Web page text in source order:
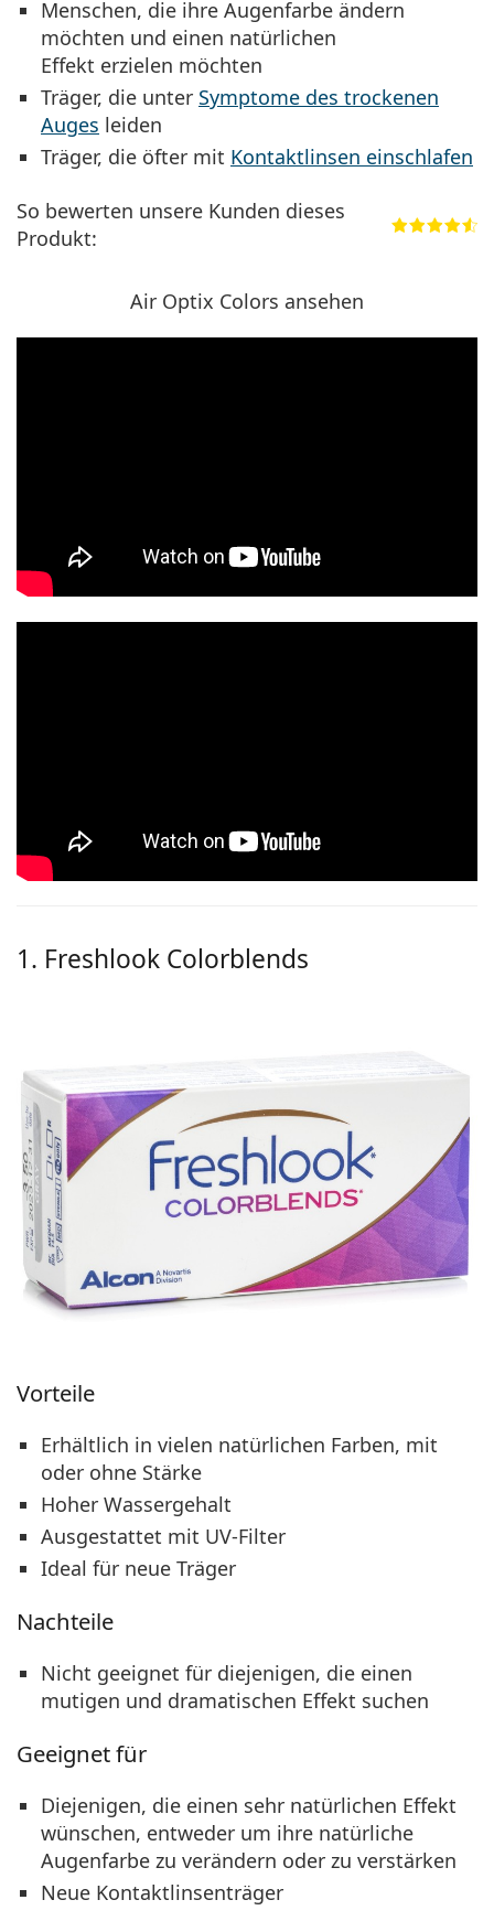
Menschen, die ihre Augenfarbe ändern
möchten und einen natürlichen
Effekt erzielen möchten
Träger, die unter Symptome des trockenen
Auges leiden
Träger, die öfter mit Kontaktlinsen einschlafen
So bewerten unsere Kunden dieses
Produkt:
Air Optix Colors ansehen
1. Freshlook Colorblends
Vorteile
Erhältlich in vielen natürlichen Farben, mit
oder ohne Stärke
Hoher Wassergehalt
Ausgestattet mit UV-Filter
Ideal für neue Träger
Nachteile
Nicht geeignet für diejenigen, die einen
mutigen und dramatischen Effekt suchen
Geeignet für
Diejenigen, die einen sehr natürlichen Effekt
wünschen, entweder um ihre natürliche
Augenfarbe zu verändern oder zu verstärken
Neue Kontaktlinsenträger